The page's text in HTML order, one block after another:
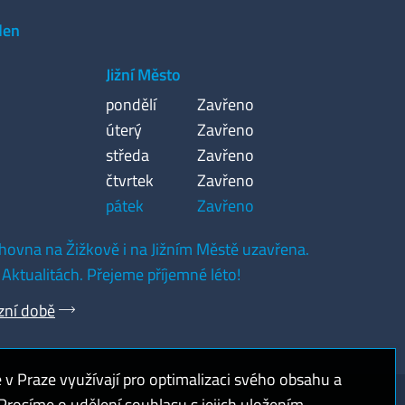
Jižní Město
pondělí
Zavřeno
úterý
Zavřeno
středa
Zavřeno
čtvrtek
Zavřeno
pátek
Zavřeno
na Žižkově i na Jižním Městě uzavřena.
Přejeme příjemné léto!
době
Praze využívají pro optimalizaci svého obsahu a